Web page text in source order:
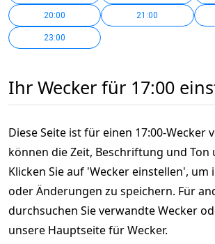
20:00 21:00
23:00
Ihr Wecker für 17:00
Diese Seite ist für einen 17:00-Wecker
können die Zeit, Beschriftung und Ton
Klicken Sie auf 'Wecker einstellen', um
oder Änderungen zu speichern. Für
durchsuchen Sie verwandte Wecker
unsere Hauptseite für Wecker.